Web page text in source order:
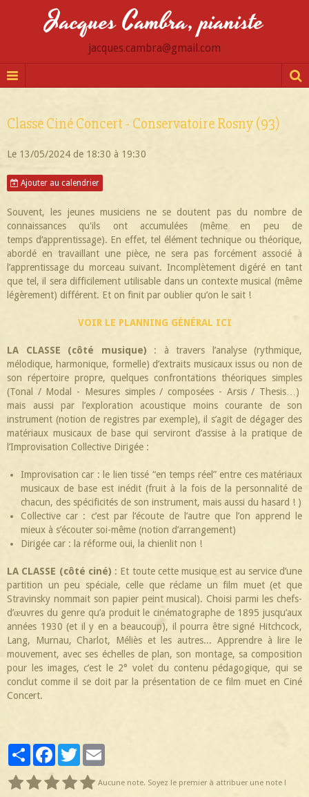
Jacques Cambra, pianiste
jacques.cambra@gmail.com
Classe Ciné Concert - Conservatoire Rosny (93)
Le 13/05/2024 de 18:30 à 19:30
Ajouter au calendrier
Souvent, les jeunes musiciens ne se doutent pas du nombre de
connaissances qu'ils ont accumulées (même en peu de
temps d‘apprentissage). En effet, tel élément technique ou théorique,
abordé en travaillant une pièce, ne sera pas forcément associé à
l’apprentissage du morceau suivant. Incomplètement digéré en tant
que tel, il sera difficilement utilisable dans un contexte musical (même
légèrement) différent. Et on finit par oublier qu’on le sait !
VOIR LE PLANNING GÉNÉRAL ICI
LA CLASSE (côté musique) : à travers l’analyse (rythmique,
mélodique, harmonique, formelle) d’extraits musicaux issus ou non de
son répertoire propre, quelques confrontations théoriques simples
(Tonal / Modal - Mesures simples / composées - Arsis / Thesis…)
mais aussi par l’exploration acoustique moins courante de son
instrument (notion de registres par exemple), il s’agit de dégager des
matériaux musicaux de base qui serviront d’assise à la pratique de
l’Improvisation Collective Dirigée :
Improvisation car : le lien tissé “en temps réel” entre ces matériaux
musicaux de base est inédit (fruit à la fois de la personnalité de
chacun, des spécificités de son instrument, mais aussi du hasard ! )
Collective car : c’est par l’écoute de l’autre que l’on apprend le
mieux à s’écouter soi-même (notion d’arrangement)
Dirigée car : la réforme oui, la chienlit non !
LA CLASSE (côté ciné) : Et toute cette musique est au service d’une
partition un peu spéciale, celle que réclame un film muet (et que
Stravinsky nommait son papier peint musical). Choisi parmi les chefs-
d’œuvres du genre qu’a produit le cinématographe de 1895 jusqu’aux
années 1930 (et il y en a beaucoup), il pourra être signé Hitchcock,
Lang, Murnau, Charlot, Méliès et les autres... Apprendre à lire le
mouvement, avec ses échelles de plan, son montage, sa composition
pour les images, c’est le 2° volet du contenu pédagogique, qui se
conclut comme il se doit par la présentation de ce film muet en Ciné
Concert.
PartagerFacebookTwitter
Aucune note. Soyez le premier à attribuer une note !